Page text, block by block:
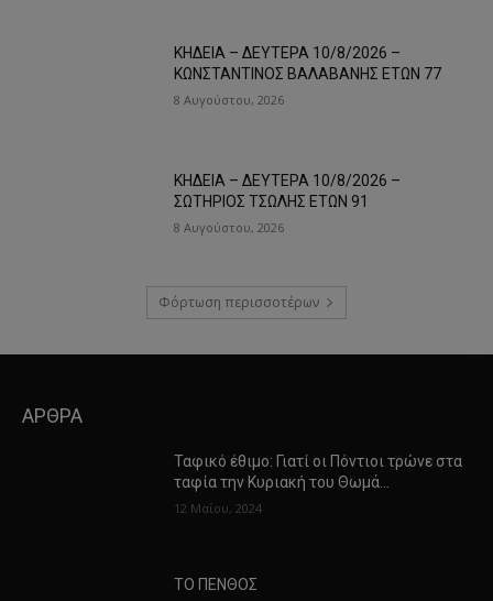
ΚΗΔΕΙΑ – ΔΕΥΤΕΡΑ 10/8/2026 –
ΚΩΝΣΤΑΝΤΙΝΟΣ ΒΑΛΑΒΑΝΗΣ ΕΤΩΝ 77
8 Αυγούστου, 2026
ΚΗΔΕΙΑ – ΔΕΥΤΕΡΑ 10/8/2026 –
ΣΩΤΗΡΙΟΣ ΤΣΩΛΗΣ ΕΤΩΝ 91
8 Αυγούστου, 2026
Φόρτωση περισσοτέρων
ΑΡΘΡΑ
Ταφικό έθιμο: Γιατί οι Πόντιοι τρώνε στα
ταφία την Κυριακή του Θωμά…
12 Μαΐου, 2024
ΤΟ ΠΕΝΘΟΣ